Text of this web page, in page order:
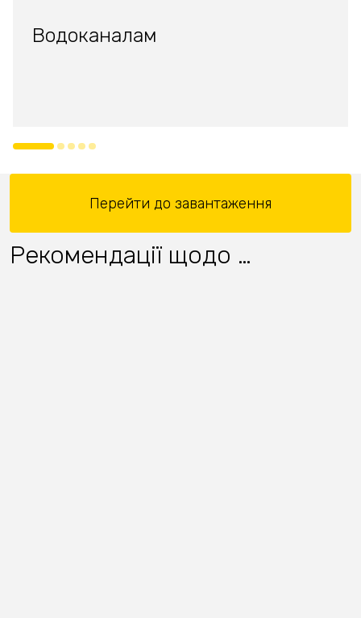
Водоканалам
Перейти до завантаження
Рекомендації щодо …